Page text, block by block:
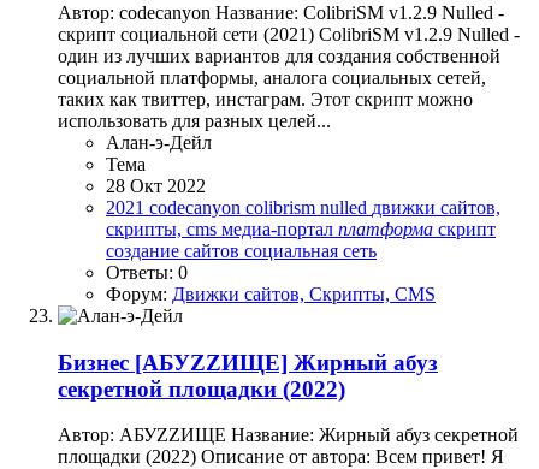
Автор: codecanyon Название: ColibriSM v1.2.9 Nulled -
скрипт социальной сети (2021) ColibriSM v1.2.9 Nulled -
один из лучших вариантов для создания собственной
социальной платформы, аналога социальных сетей,
таких как твиттер, инстаграм. Этот скрипт можно
использовать для разных целей...
Алан-э-Дейл
Тема
28 Окт 2022
2021 codecanyon colibrism nulled движки сайтов,
скрипты, cms медиа-портал платформа скрипт
создание сайтов социальная сеть
Ответы: 0
Форум: Движки сайтов, Скрипты, CMS
Бизнес [АБУZZИЩЕ] Жирный абуз
секретной площадки (2022)
Автор: АБУZZИЩЕ Название: Жирный абуз секретной
площадки (2022) Описание от автора: Всем привет! Я